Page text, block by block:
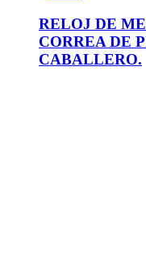
RELOJ DE
CORREA DE
CABALLERO.